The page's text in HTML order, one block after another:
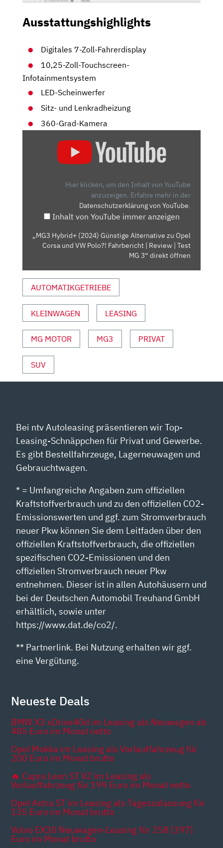
Ausstattungshighlights
Digitales 7-Zoll-Fahrerdisplay
10,25-Zoll-Touchscreen-
Infotainmentsystem
LED-Scheinwerfer
Sitz- und Lenkradheizung
360-Grad-Kamera
ALTERNATIVE
CORSA
UND
|
REVIEW
|
TEST
VON
YOUTUBE
ANZEIGEN
Hier klicken, um den Inhalt von YouTube
anzuzeigen. Erfahre mehr in der
Datenschutzerklärung von YouTube.
Inhalt von YouTube immer anzeigen
„MG3 Hybrid+ (2024) Günstige Alternative zu Opel
Corsa und VW Polo?! Fahrbericht | Review | Test
MG 3“ direkt öffnen
AUTOMATIKGETRIEBE
KLEINWAGEN LEASING
MG MOTOR MG3 PRIVAT
SUV
Bei ntv Autoleasing präsentieren wir Top-
Leasing-Schnäppchen für Privat und Gewerbe.
Es gibt Bestellfahrzeuge, Lagerneuwagen und
Gebrauchtwagen.
* = Umfangreiche Angaben zum offiziellen
Kraftstoffverbrauch und zu den offiziellen CO2-
Emissionswerten und ggf. zum Stromverbrauch
neuer Pkw können Sie dem Leitfaden über den
offiziellen Kraftstoffverbrauch, die offiziellen
spezifischen CO2-Emissionen und den
offiziellen Stromverbrauch neuer Pkw
entnehmen. Dieser ist in allen Autohäusern und
bei der Deutschen Automobil Treuhand GmbH
erhältlich, sowie unter
https://www.dat.de/co2/.
** Partnerlink. Bei Nutzung erhalten wir ggf.
eine Vergütung.
Neueste Deals
BMW X3 xDrive40d im Leasing als Neuwagen ab
485 Euro im Monat netto
Opel Mokka im Leasing als Vorlauffahrzeug für
200 Euro im Monat brutto
🔥 Cupra Leon ST VZ im Leasing als
Vorlauffahrzeug für 199 Euro im Monat netto
Opel Astra ST im Leasing als Tageszulassung für
135 Euro im Monat brutto
Volvo EX30 Neuwagen-Leasing für 258 [397]
Euro im Monat brutto